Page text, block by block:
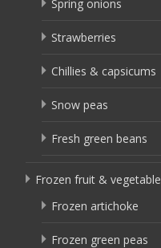
Spring onions
Strawberries
Chillies & capsicums
Snow peas
Fresh green beans
Frozen fruit & vegetable
Frozen artichoke
Frozen green peas